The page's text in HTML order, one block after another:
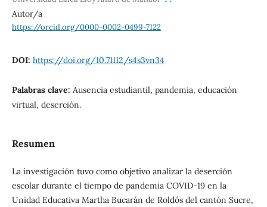
Autor/a
https://orcid.org/0000-0002-0499-7122
DOI: https://doi.org/10.71112/s4s3vn34
Palabras clave: Ausencia estudiantil, pandemia, educación
virtual, deserción.
Resumen
La investigación tuvo como objetivo analizar la deserción
escolar durante el tiempo de pandemia COVID-19 en la
Unidad Educativa Martha Bucarán de Roldós del cantón Sucre,